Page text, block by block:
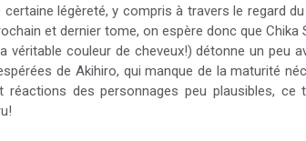
légèreté, y compris à travers le regard
et dernier tome, on espère donc que Chika
couleur de cheveux!) détonne un peu
de Akihiro, qui manque de la maturité
des personnages peu plausibles, ce